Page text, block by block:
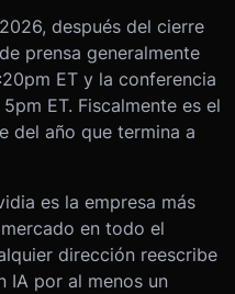
después del cierre
prensa generalmente
ET y la conferencia
ET. Fiscalmente es el
del año que termina a
es la empresa más
en todo el
dirección reescribe
IA por al menos un